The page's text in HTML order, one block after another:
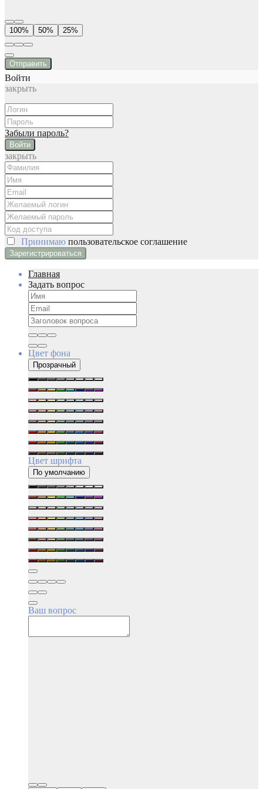
100% 50% 25%
Отправить
Войти
закрыть
Забыли пароль?
Войти
закрыть
Принимаю пользовательское соглашение
Главная
Задать вопрос
Цвет фона
Прозрачный
Цвет шрифта
По умолчанию
Ваш вопрос